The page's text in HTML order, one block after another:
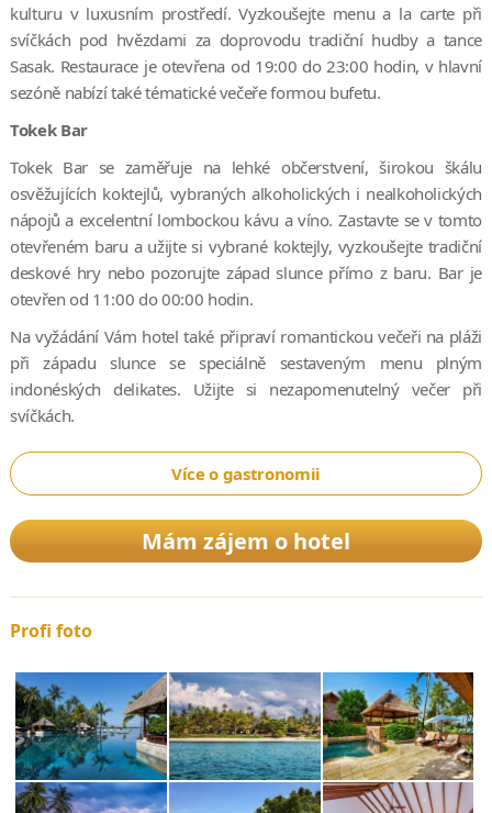
kulturu v luxusním prostředí. Vyzkoušejte menu a la carte při
svíčkách pod hvězdami za doprovodu tradiční hudby a tance
Sasak. Restaurace je otevřena od 19:00 do 23:00 hodin, v hlavní
sezóně nabízí také tématické večeře formou bufetu.
Tokek Bar
Tokek Bar se zaměřuje na lehké občerstvení, širokou škálu
osvěžujících koktejlů, vybraných alkoholických i nealkoholických
nápojů a excelentní lombockou kávu a víno. Zastavte se v tomto
otevřeném baru a užijte si vybrané koktejly, vyzkoušejte tradiční
deskové hry nebo pozorujte západ slunce přímo z baru. Bar je
otevřen od 11:00 do 00:00 hodin.
Na vyžádání Vám hotel také připraví romantickou večeři na pláži
při západu slunce se speciálně sestaveným menu plným
indonéských delikates. Užijte si nezapomenutelný večer při
svíčkách.
Více o gastronomii
Mám zájem o hotel
Profi foto